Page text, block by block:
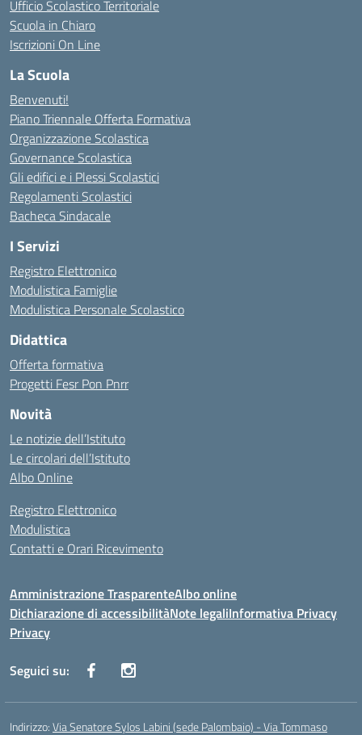
Ufficio Scolastico Territoriale
Scuola in Chiaro
Iscrizioni On Line
La Scuola
Benvenuti!
Piano Triennale Offerta Formativa
Organizzazione Scolastica
Governance Scolastica
Gli edifici e i Plessi Scolastici
Regolamenti Scolastici
Bacheca Sindacale
I Servizi
Registro Elettronico
Modulistica Famiglie
Modulistica Personale Scolastico
Didattica
Offerta formativa
Progetti Fesr Pon Pnrr
Novità
Le notizie dell’Istituto
Le circolari dell’Istituto
Albo Online
Registro Elettronico
Modulistica
Contatti e Orari Ricevimento
Amministrazione TrasparenteAlbo online
Dichiarazione di accessibilitàNote legaliInformativa Privacy
Privacy
Seguici su:
Indirizzo:Via Senatore Sylos Labini (sede Palombaio) - Via Tommaso